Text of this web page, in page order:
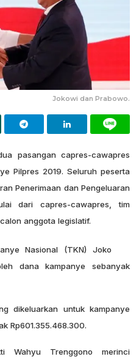
Jokowi dan Prabowo.
pasangan capres-cawapres
Pilpres 2019. Seluruh peserta
Penerimaan dan Pengeluaran
dari capres-cawapres, tim
anggota legislatif.
Nasional (TKN) Joko
dana kampanye sebanyak
dikeluarkan untuk kampanye
Rp601.355.468.300.
Wahyu Trenggono merinci